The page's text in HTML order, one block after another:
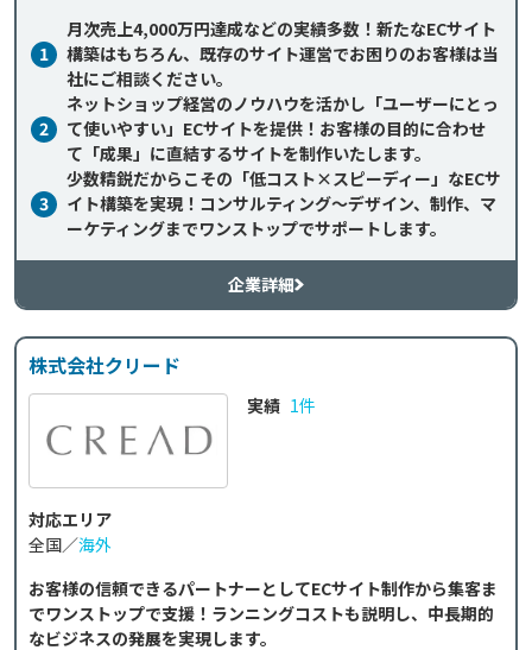
1
月次売上4,000万円達成などの実績多数！新たなECサイト
構築はもちろん、既存のサイト運営でお困りのお客様は当
社にご相談ください。
2
ネットショップ経営のノウハウを活かし「ユーザーにとっ
て使いやすい」ECサイトを提供！お客様の目的に合わせ
て「成果」に直結するサイトを制作いたします。
3
少数精鋭だからこその「低コスト×スピーディー」なECサ
イト構築を実現！コンサルティング～デザイン、制作、マ
ーケティングまでワンストップでサポートします。
企業詳細
株式会社クリード
実績 1件
対応エリア
全国／海外
お客様の信頼できるパートナーとしてECサイト制作から集客ま
でワンストップで支援！ランニングコストも説明し、中長期的
なビジネスの発展を実現します。